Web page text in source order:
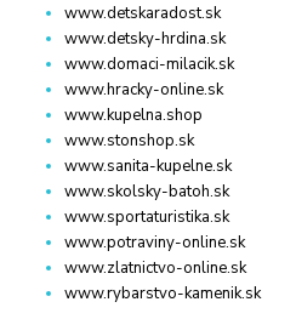
www.detskaradost.sk
www.detsky-hrdina.sk
www.domaci-milacik.sk
www.hracky-online.sk
www.kupelna.shop
www.stonshop.sk
www.sanita-kupelne.sk
www.skolsky-batoh.sk
www.sportaturistika.sk
www.potraviny-online.sk
www.zlatnictvo-online.sk
www.rybarstvo-kamenik.sk